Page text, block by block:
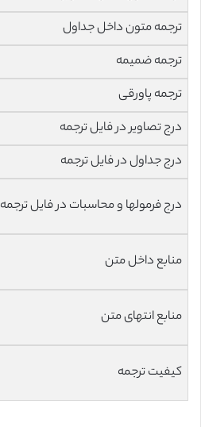
ترجمه متون داخل جداول
ترجمه ضمیمه
ترجمه پاورقی
درج تصاویر در فایل ترجمه
درج جداول در فایل ترجمه
درج فرمولها و محاسبات در فایل ترجمه
منابع داخل متن
منابع انتهای متن
کیفیت ترجمه